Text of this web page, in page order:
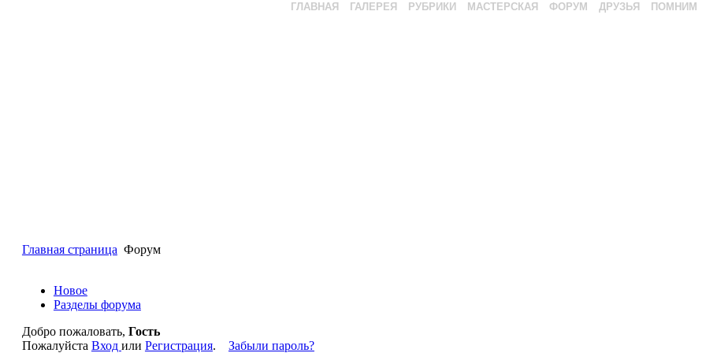
ГЛАВНАЯ ГАЛЕРЕЯ РУБРИКИ МАСТЕРСКАЯ ФОРУМ ДРУЗЬЯ ПОМНИМ
Главная страница Форум
Новое
Разделы форума
Добро пожаловать, Гость
Пожалуйста Вход или Регистрация. Забыли пароль?